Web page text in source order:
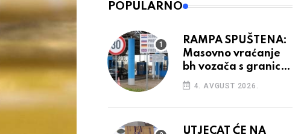
POPULARNO
RAMPA SPUŠTENA:
Masovno vraćanje
bh vozača s granica
EU, protesti na
vidiku
4. AVGUST 2026.
UTJECAT ĆE NA